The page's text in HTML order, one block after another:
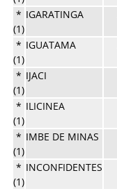
*
(1)
IGARATINGA
*
(1)
IGUATAMA
*
(1)
IJACI
*
(1)
ILICINEA
*
(1)
IMBE DE MINAS
*
(1)
INCONFIDENTES